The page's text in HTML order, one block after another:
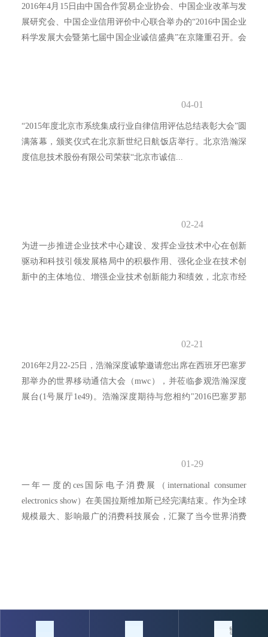
2016年4月15日由中国合作贸易企业协会、中国企业改革与发
展研究会、中国企业信用评价中心联合举办的“2016中国企业
科学发展大会暨第七届中国企业诚信盛典”在京隆重召开。会
优秀诚信企业家荣誉。诚信盛典大会上，张跃总裁应邀作为
04-01
“2015年度北京市系统集成行业自律信用评估总结表彰大会”圆
满落幕，颁奖仪式在北京新世纪日航饭店举行。北京浩瀚深
度信息技术股份有限公司荣获“北京市诚信...
02-24
为进一步推进企业技术中心建设、发挥企业技术中心在创新
驱动和科技引领发展格局中的积极作用、强化企业在技术创
新中的主体地位、增强企业技术创新能力和绩效，北京市经
02-21
2016年2月22-25日，浩瀚深度诚挚邀请您出席在西班牙巴塞罗
那举办的世界移动通信大会（mwc），并莅临参观浩瀚深度
展台(1号展厅1e49)。浩瀚深度期待与您相约"2016巴塞罗那
01-29
一年一度的ces国际电子消费展（international consumer
electronics show）在美国拉斯维加斯已经完满结束。作为全球
规模最大、影响最广的消费科技展会，汇聚了当今世界消费